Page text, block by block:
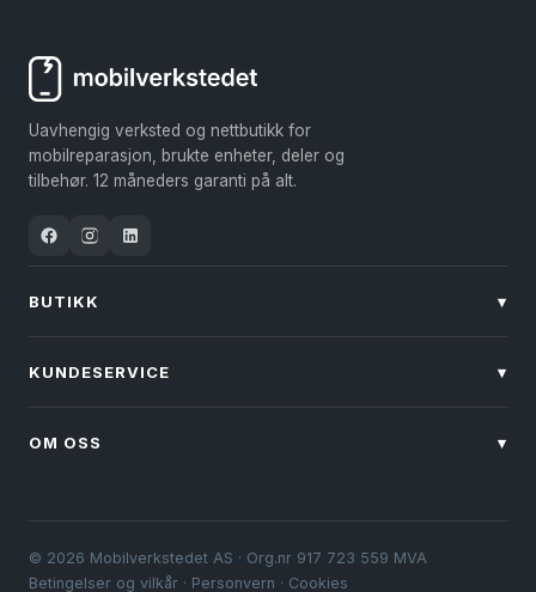
Uavhengig verksted og nettbutikk for
mobilreparasjon, brukte enheter, deler og
tilbehør. 12 måneders garanti på alt.
BUTIKK ▾
KUNDESERVICE ▾
OM OSS ▾
© 2026 Mobilverkstedet AS · Org.nr 917 723 559 MVA
Betingelser og vilkår · Personvern · Cookies